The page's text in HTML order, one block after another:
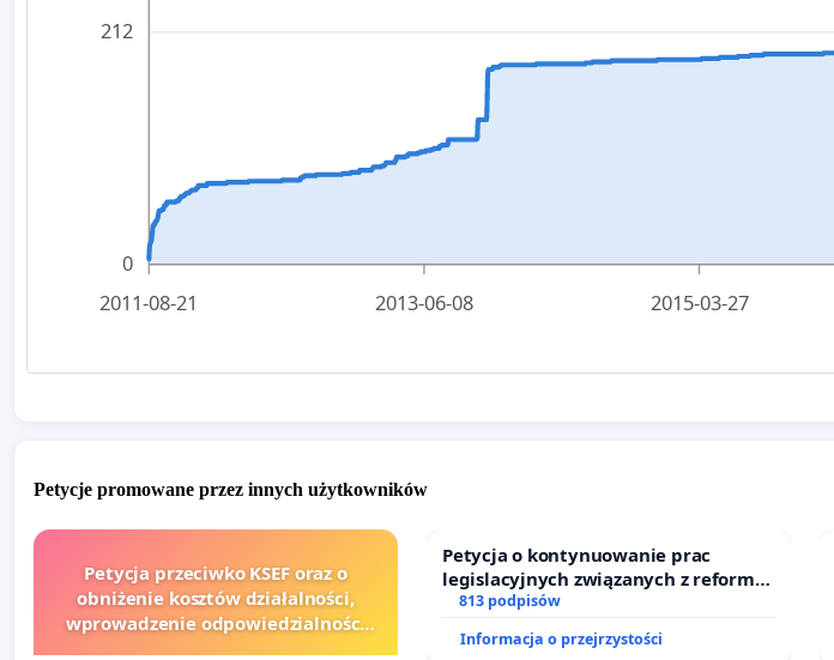
0
212
2011-08-21 2013-06-08 2015-03-27
Petycje promowane przez innych użytkowników
Petycja przeciwko KSEF oraz o
obniżenie kosztów działalności,
wprowadzenie odpowiedzialności
Petycja o kontynuowanie prac
legislacyjnych związanych z reformą
prawa rodzinnego
813 podpisów
Informacja o przejrzystości